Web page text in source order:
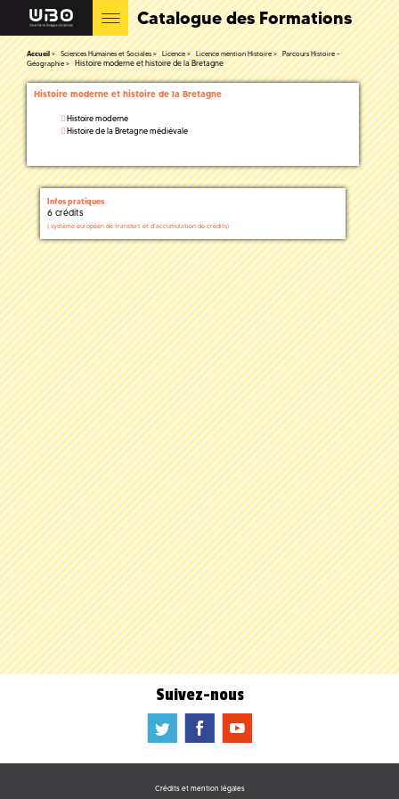
Catalogue des Formations
Accueil Sciences Humaines et Sociales Licence Licence mention Histoire
Parcours Histoire -
Géographie
Histoire moderne et histoire de la Bretagne
Histoire moderne et histoire de la Bretagne
Histoire moderne
Histoire de la Bretagne médiévale
Infos pratiques
6 crédits
( système européen de transfert et d'accumulation de crédits)
Suivez-nous
a b f
Crédits et mention légales